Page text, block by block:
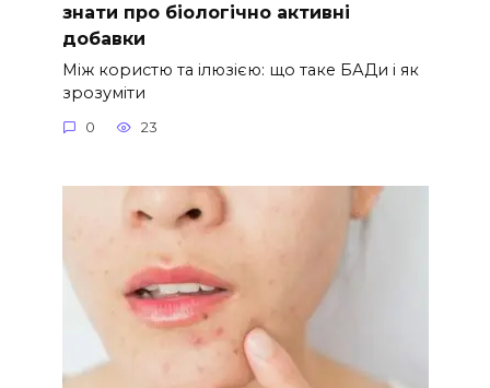
знати про біологічно активні
добавки
Між користю та ілюзією: що таке БАДи і як
зрозуміти
0 23